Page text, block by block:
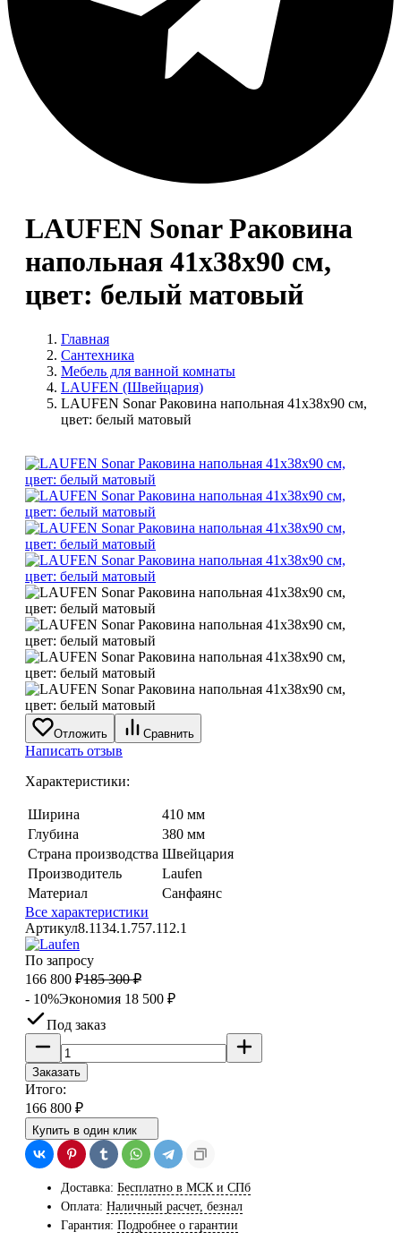
LAUFEN Sonar Раковина
напольная 41х38х90 см,
цвет: белый матовый
Главная
Сантехника
Мебель для ванной комнаты
LAUFEN (Швейцария)
LAUFEN Sonar Раковина напольная 41х38х90 см,
цвет: белый матовый
Отложить Сравнить
Написать отзыв
Характеристики:
Ширина
410 мм
Глубина
380 мм
Страна производства Швейцария
Производитель
Laufen
Материал
Санфаянс
Все характеристики
Артикул8.1134.1.757.112.1
По запросу
166 800 ₽185 300 ₽
- 10%Экономия 18 500 ₽
Под заказ
Заказать
Итого:
166 800 ₽
Купить в один клик
Доставка: Бесплатно в МСК и СПб
Оплата: Наличный расчет, безнал
Гарантия: Подробнее о гарантии